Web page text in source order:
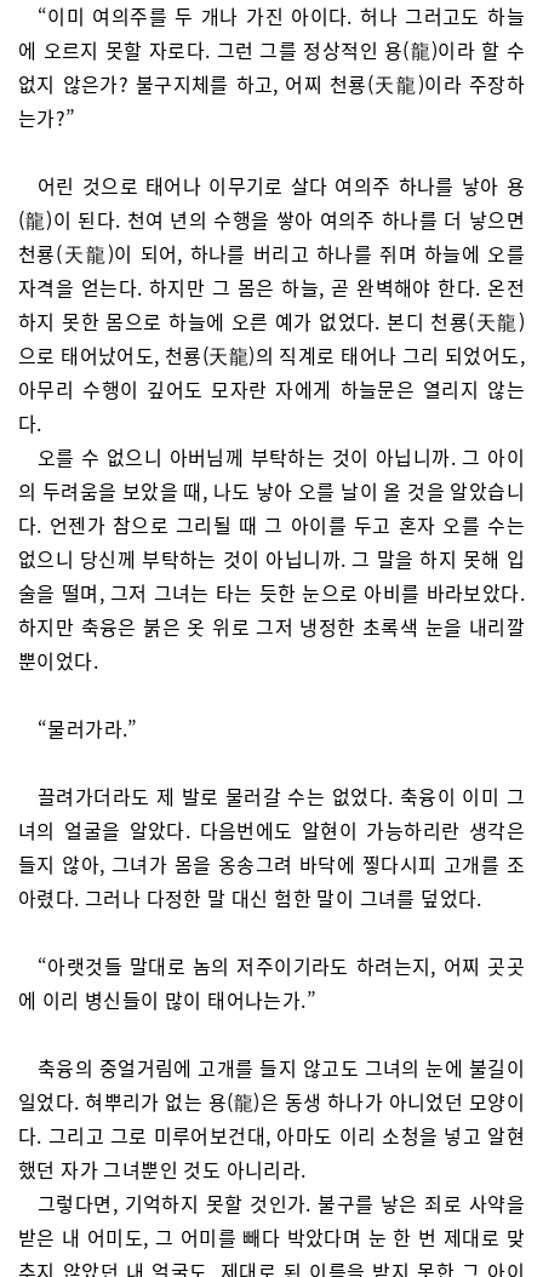
“이미 여의주를 두 개나 가진 아이다. 허나 그러고도 하늘
에 오르지 못할 자로다. 그런 그를 정상적인 용(龍)이라 할 수
없지 않은가? 불구지체를 하고, 어찌 천룡(天龍)이라 주장하
는가?”
어린 것으로 태어나 이무기로 살다 여의주 하나를 낳아 용
(龍)이 된다. 천여 년의 수행을 쌓아 여의주 하나를 더 낳으면
천룡(天龍)이 되어, 하나를 버리고 하나를 쥐며 하늘에 오를
자격을 얻는다. 하지만 그 몸은 하늘, 곧 완벽해야 한다. 온전
하지 못한 몸으로 하늘에 오른 예가 없었다. 본디 천룡(天龍)
으로 태어났어도, 천룡(天龍)의 직계로 태어나 그리 되었어도,
아무리 수행이 깊어도 모자란 자에게 하늘문은 열리지 않는
다.
오를 수 없으니 아버님께 부탁하는 것이 아닙니까. 그 아이
의 두려움을 보았을 때, 나도 낳아 오를 날이 올 것을 알았습니
다. 언젠가 참으로 그리될 때 그 아이를 두고 혼자 오를 수는
없으니 당신께 부탁하는 것이 아닙니까. 그 말을 하지 못해 입
술을 떨며, 그저 그녀는 타는 듯한 눈으로 아비를 바라보았다.
하지만 축융은 붉은 옷 위로 그저 냉정한 초록색 눈을 내리깔
뿐이었다.
“물러가라.”
끌려가더라도 제 발로 물러갈 수는 없었다. 축융이 이미 그
녀의 얼굴을 알았다. 다음번에도 알현이 가능하리란 생각은
들지 않아, 그녀가 몸을 옹송그려 바닥에 찧다시피 고개를 조
아렸다. 그러나 다정한 말 대신 험한 말이 그녀를 덮었다.
“아랫것들 말대로 놈의 저주이기라도 하려는지, 어찌 곳곳
에 이리 병신들이 많이 태어나는가.”
축융의 중얼거림에 고개를 들지 않고도 그녀의 눈에 불길이
일었다. 혀뿌리가 없는 용(龍)은 동생 하나가 아니었던 모양이
다. 그리고 그로 미루어보건대, 아마도 이리 소청을 넣고 알현
했던 자가 그녀뿐인 것도 아니리라.
그렇다면, 기억하지 못할 것인가. 불구를 낳은 죄로 사약을
받은 내 어미도, 그 어미를 빼다 박았다며 눈 한 번 제대로 맞
추지 않았던 내 얼굴도, 제대로 된 이름을 받지 못한 그 아이